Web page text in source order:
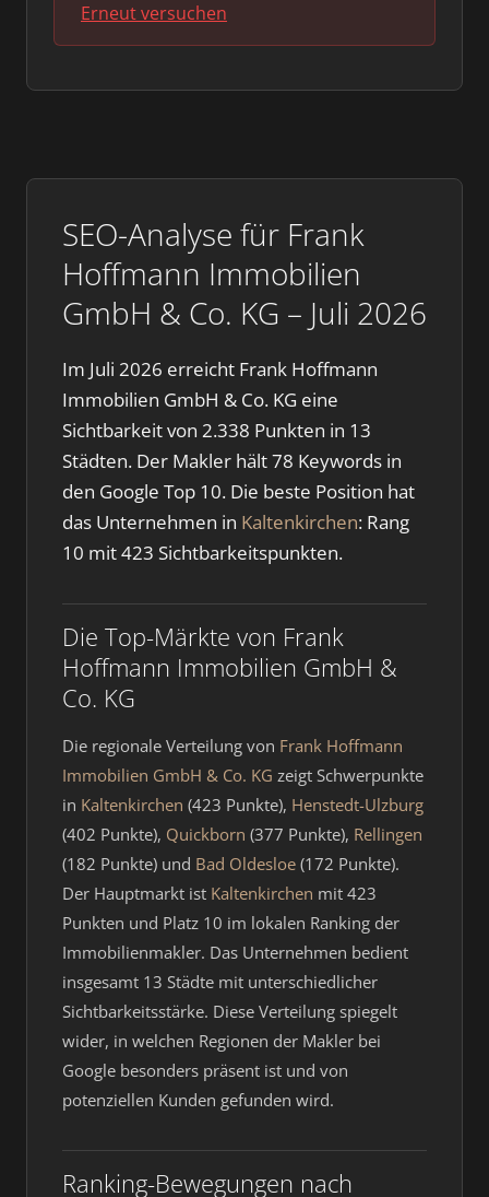
SEO-Analyse für Frank
Hoffmann Immobilien
GmbH & Co. KG – Juli 2026
Im Juli 2026 erreicht Frank Hoffmann
Immobilien GmbH & Co. KG eine
Sichtbarkeit von 2.338 Punkten in 13
Städten. Der Makler hält 78 Keywords in
den Google Top 10. Die beste Position hat
das Unternehmen in Kaltenkirchen: Rang
10 mit 423 Sichtbarkeitspunkten.
Die Top-Märkte von Frank
Hoffmann Immobilien GmbH &
Co. KG
Die regionale Verteilung von Frank Hoffmann
Immobilien GmbH & Co. KG zeigt Schwerpunkte
in Kaltenkirchen (423 Punkte), Henstedt-Ulzburg
(402 Punkte), Quickborn (377 Punkte), Rellingen
(182 Punkte) und Bad Oldesloe (172 Punkte).
Der Hauptmarkt ist Kaltenkirchen mit 423
Punkten und Platz 10 im lokalen Ranking der
Immobilienmakler. Das Unternehmen bedient
insgesamt 13 Städte mit unterschiedlicher
Sichtbarkeitsstärke. Diese Verteilung spiegelt
wider, in welchen Regionen der Makler bei
Google besonders präsent ist und von
potenziellen Kunden gefunden wird.
Ranking-Bewegungen nach
Erneut versuchen